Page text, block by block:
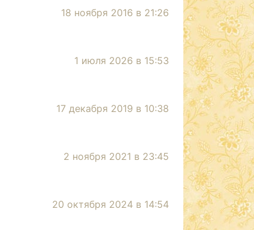
18 ноября 2016 в 21:26
1 июля 2026 в 15:53
17 декабря 2019 в 10:38
2 ноября 2021 в 23:45
20 октября 2024 в 14:54